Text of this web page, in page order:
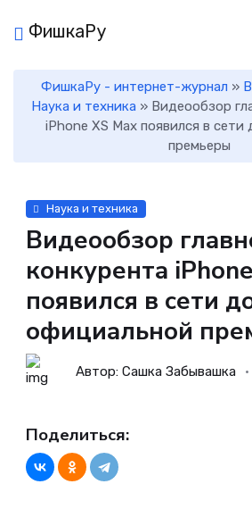
ФишкаРу
ФишкаРу - интернет-журнал »
Наука и техника » Видеообзор
iPhone XS Max появился в
премьеры
Наука и техника
Видеообзор
конкурента
появился в сети
официальной
Автор: Сашка Забывашка
Поделиться: